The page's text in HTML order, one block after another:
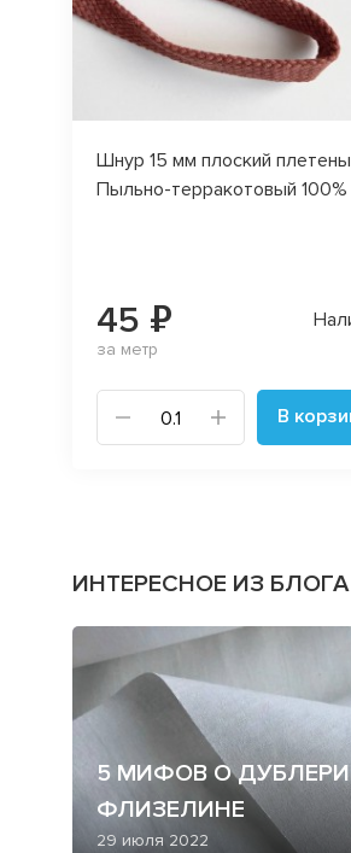
Шнур 15 мм плоский
Пыльно-терракотовый 100%
45 ₽
за метр
В
ИНТЕРЕСНОЕ ИЗ БЛОГА
5 МИФОВ О
ФЛИЗЕЛИНЕ
29 июля 2022